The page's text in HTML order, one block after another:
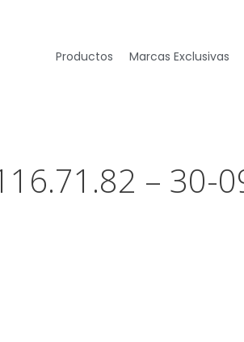
Productos Marcas Exclusivas
– 30-